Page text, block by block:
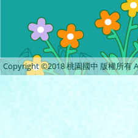
Copyright ©2018 桃園國中 版權所有